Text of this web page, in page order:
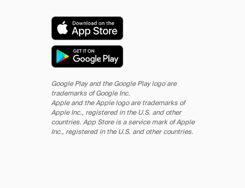
Google Play and the Google Play logo are
trademarks of Google Inc.
Apple and the Apple logo are trademarks of
Apple Inc., registered in the U.S. and other
countries. App Store is a service mark of Apple
Inc., registered in the U.S. and other countries.